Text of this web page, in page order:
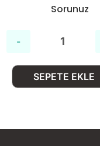
Sorunuz
SEPETE EKLE